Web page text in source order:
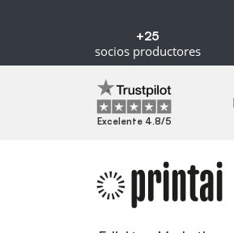
+25
socios productores
Excelente 4.8/5